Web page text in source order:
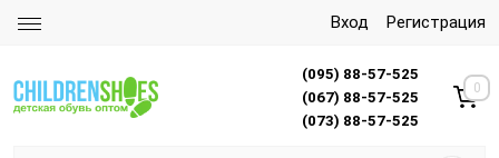
Вход Регистрация
(095) 88-57-525
(067) 88-57-525
(073) 88-57-525
0